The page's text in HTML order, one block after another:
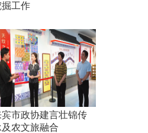
掘工作
宾市政协建言壮锦传
及农文旅融合